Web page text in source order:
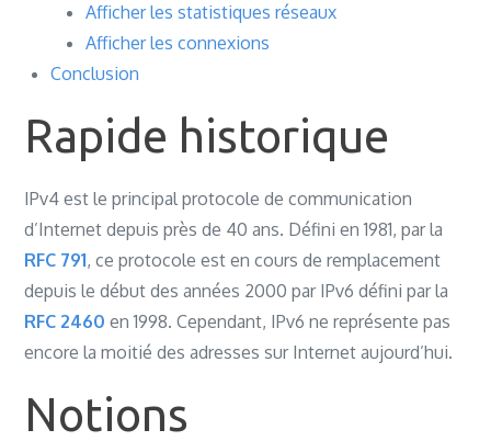
Afficher les statistiques réseaux
Afficher les connexions
Conclusion
Rapide historique
IPv4 est le principal protocole de communication
d’Internet depuis près de 40 ans. Défini en 1981, par la
RFC 791, ce protocole est en cours de remplacement
depuis le début des années 2000 par IPv6 défini par la
RFC 2460 en 1998. Cependant, IPv6 ne représente pas
encore la moitié des adresses sur Internet aujourd’hui.
Notions